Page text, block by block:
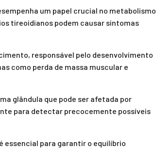
um papel crucial no metabolismo
tireoidianos podem causar sintomas
responsável pelo desenvolvimento
como perda de massa muscular e
glândula que pode ser afetada por
para detectar precocemente possíveis
essencial para garantir o equilíbrio